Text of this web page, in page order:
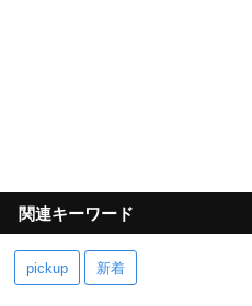
関連キーワード
pickup 新着